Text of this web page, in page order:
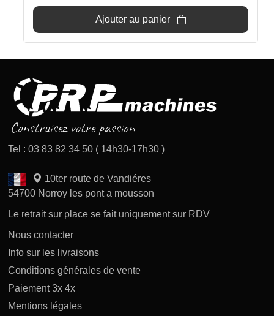
est :
Ajouter au panier
Tel : 03 83 82 34 50 ( 14h30-17h30 )
10ter route de Vandiéres
54700 Norroy les pont a mousson
Le retrait sur place se fait uniquement sur RDV
Nous contacter
Info sur les livraisons
Conditions générales de vente
Paiement 3x 4x
Mentions légales